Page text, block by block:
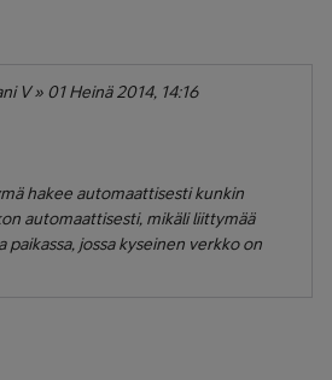
V » 01 Heinä 2014, 14:16
hakee automaattisesti kunkin
automaattisesti, mikäli liittymää
paikassa, jossa kyseinen verkko on